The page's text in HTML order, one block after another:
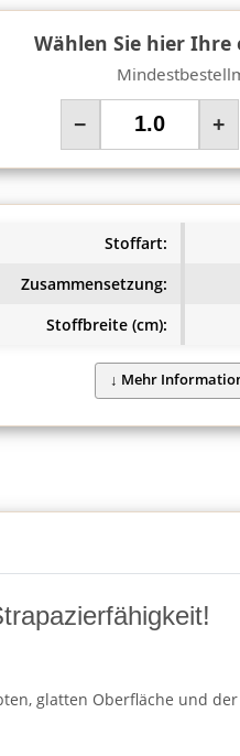
Wählen Sie hier
− +
Stoffart:
Zusammensetzung:
Stoffbreite (cm):
glatten Oberfläche und